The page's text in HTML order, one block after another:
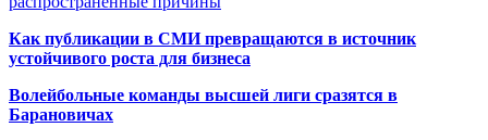
Как публикации в СМИ превращаются в источник
устойчивого роста для бизнеса
Волейбольные команды высшей лиги сразятся в
Барановичах